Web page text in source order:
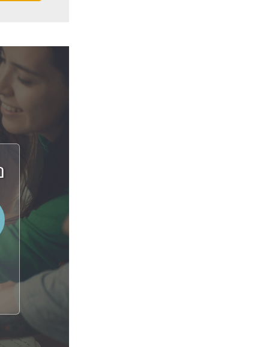
למרות שכל אחד מגיע ממקום
אחר בארץ (צפון,דרום,מרכז, ים
צ'אט באינסטגרם עם איטלקים